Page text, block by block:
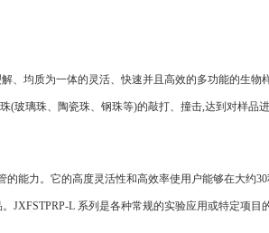
、均质为一体的灵活、快速并且高效的多功能的生物
(玻璃珠、陶瓷珠、钢珠等)的敲打、撞击,达到对样品
的能力。它的高度灵活性和高效率使用户能够在大约
L 系列是各种常规的实验应用或特定项目